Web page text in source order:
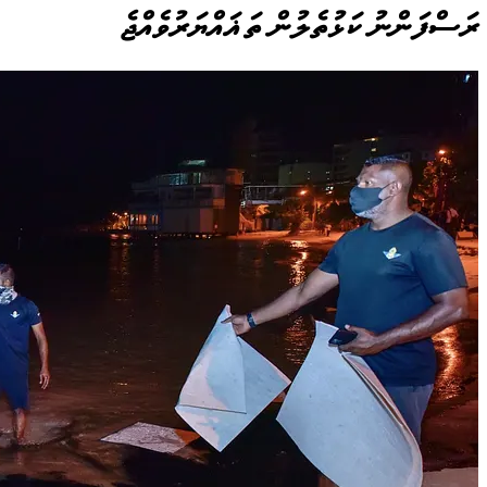
ރަސްފަންނު ކަޅުތެލުން ތަޣައްޔަރުވެއްޖެ